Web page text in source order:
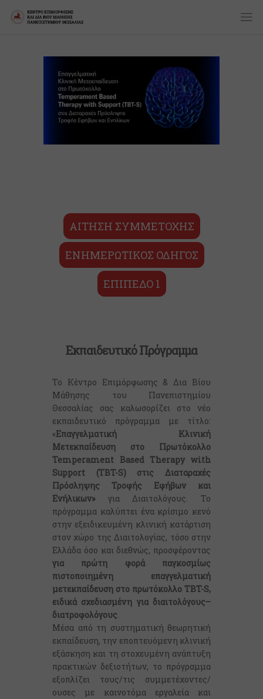
ΑΙΤΗΣΗ ΣΥΜΜΕΤΟΧΗΣ
ΕΝΗΜΕΡΩΤΙΚΟΣ ΟΔΗΓΟΣ
EΠΙΠΕΔΟ 1
Εκπαιδευτικό Πρόγραμμα
Το Κέντρο Επιμόρφωσης & Δια Βίου
Μάθησης του Πανεπιστημίου
Θεσσαλίας σας καλωσορίζει στο νέο
εκπαιδευτικό πρόγραμμα με τίτλο:
«Επαγγελματική Κλινική
Μετεκπαίδευση στο Πρωτόκολλο
Temperament Based Therapy with
Support (TBT-S) στις Διαταραχές
Πρόσληψης Τροφής Εφήβων και
Ενήλικων» για Διαιτολόγους. Το
πρόγραμμα καλύπτει ένα κρίσιμο κενό
στην εξειδικευμένη κλινική κατάρτιση
στον χώρο της Διαιτολογίας, τόσο στην
Ελλάδα όσο και διεθνώς, προσφέροντας
για πρώτη φορά παγκοσμίως
πιστοποιημένη επαγγελματική
μετεκπαίδευση στο πρωτόκολλο TBT-S,
ειδικά σχεδιασμένη για διαιτολόγους–
διατροφολόγους.
Μέσα από τη συστηματική θεωρητική
εκπαίδευση, την εποπτευόμενη κλινική
εξάσκηση και τη στοχευμένη ανάπτυξη
πρακτικών δεξιοτήτων, το πρόγραμμα
εξοπλίζει τους/τις συμμετέχοντες/
ουσες με καινοτόμα εργαλεία και